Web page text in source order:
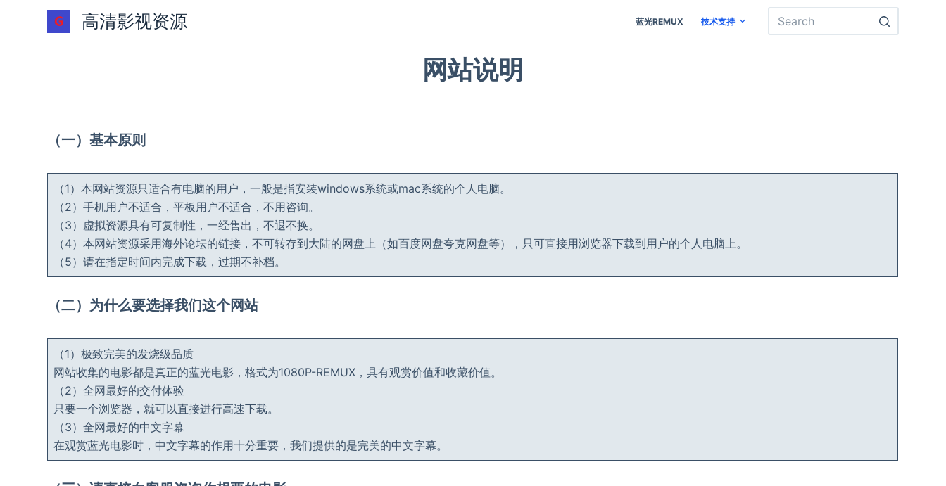
高清影视资源 蓝光REMUX 技术支持
网站说明
（一）基本原则
（1）本网站资源只适合有电脑的用户，一般是指安装windows系统或mac系统的个人电脑。
（2）手机用户不适合，平板用户不适合，不用咨询。
（3）虚拟资源具有可复制性，一经售出，不退不换。
（4）本网站资源采用海外论坛的链接，不可转存到大陆的网盘上（如百度网盘夸克网盘等），只可直接用浏览器下载到用户的个人电脑上。
（5）请在指定时间内完成下载，过期不补档。
（二）为什么要选择我们这个网站
（1）极致完美的发烧级品质
网站收集的电影都是真正的蓝光电影，格式为1080P-REMUX，具有观赏价值和收藏价值。
（2）全网最好的交付体验
只要一个浏览器，就可以直接进行高速下载。
（3）全网最好的中文字幕
在观赏蓝光电影时，中文字幕的作用十分重要，我们提供的是完美的中文字幕。